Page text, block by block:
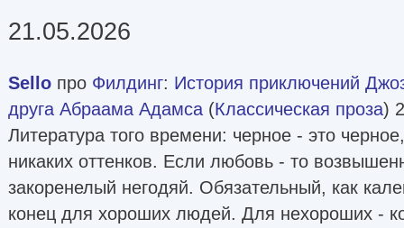
21.05.2026
Sello про Филдинг: История приключений
друга Абраама Адамса (Классическая проза)
Литература того времени: черное - это
никаких оттенков. Если любовь - то
закоренелый негодяй. Обязательный, как
конец для хороших людей. Для нехороших -